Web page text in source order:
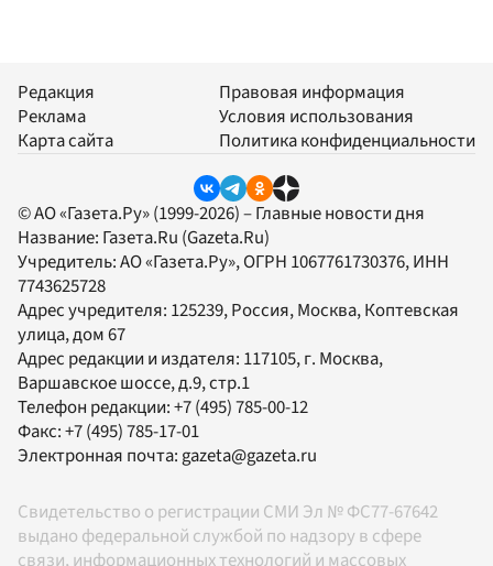
Редакция
Реклама
Карта сайта
Правовая информация
Условия использования
Политика конфиденциальности
© АО «Газета.Ру» (1999-2026) – Главные новости дня
Название: Газета.Ru (Gazeta.Ru)
Учредитель:АО «Газета.Ру», ОГРН 1067761730376, ИНН
7743625728
Адрес учредителя: 125239, Россия, Москва, Коптевская
улица, дом 67
Адрес редакции и издателя: 117105, г. Москва,
Варшавское шоссе, д.9, стр.1
Телефон редакции:+7 (495) 785-00-12
Факс:+7 (495) 785-17-01
Электронная почта:gazeta@gazeta.ru
Свидетельство о регистрации СМИ Эл № ФС77-67642
выдано федеральной службой по надзору в сфере
связи, информационных технологий и массовых